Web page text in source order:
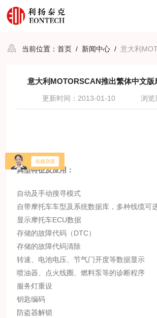
当前位置：首页 / 新闻中心 /意大利
意大利MOTORSCAN推出繁体中文版
更新时间：2013-01-10 浏览
典型特征及应用：
自动及手动搜寻模式
自带摩托车车型及系统数据库，多种线缆可
显示摩托车ECU数据
存储的故障代码（DTC）
存储的故障代码清除
转速、电池电压、节气门开度等数据显示
喷油器、点火线圈、燃料泵等的诊断程序
服务灯重设
钥匙编码
防盗器解锁